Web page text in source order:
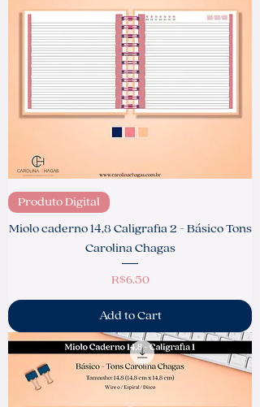
Produto Digital
Miolo caderno 14,8 Caligrafia 2 - Básico Tons
Carolina Chagas
Price
R$6.50
Add to Cart